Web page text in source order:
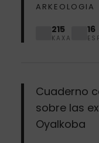
ARKEOLOGIA
215
KAXA
16
Cuaderno
sobre las
Oyalkoba